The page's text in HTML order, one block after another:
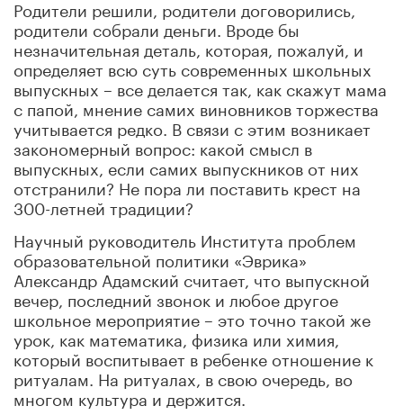
Родители решили, родители договорились,
родители собрали деньги. Вроде бы
незначительная деталь, которая, пожалуй, и
определяет всю суть современных школьных
выпускных – все делается так, как скажут мама
с папой, мнение самих виновников торжества
учитывается редко. В связи с этим возникает
закономерный вопрос: какой смысл в
выпускных, если самих выпускников от них
отстранили? Не пора ли поставить крест на
300-летней традиции?
Научный руководитель Института проблем
образовательной политики «Эврика»
Александр Адамский считает, что выпускной
вечер, последний звонок и любое другое
школьное мероприятие – это точно такой же
урок, как математика, физика или химия,
который воспитывает в ребенке отношение к
ритуалам. На ритуалах, в свою очередь, во
многом культура и держится.